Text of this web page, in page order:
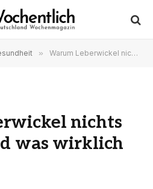
» Warum Leberwickel nichts bringen – und was wirklich hilft
nichts
was wirklich